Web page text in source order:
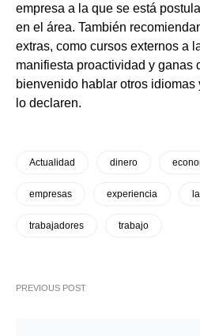
empresa a la que se está
en el área. También
extras, como cursos externos a
manifiesta proactividad y ganas
bienvenido hablar otros idiomas
lo declaren.
Actualidad dinero
empresas experiencia
trabajadores trabajo
PREVIOUS POST